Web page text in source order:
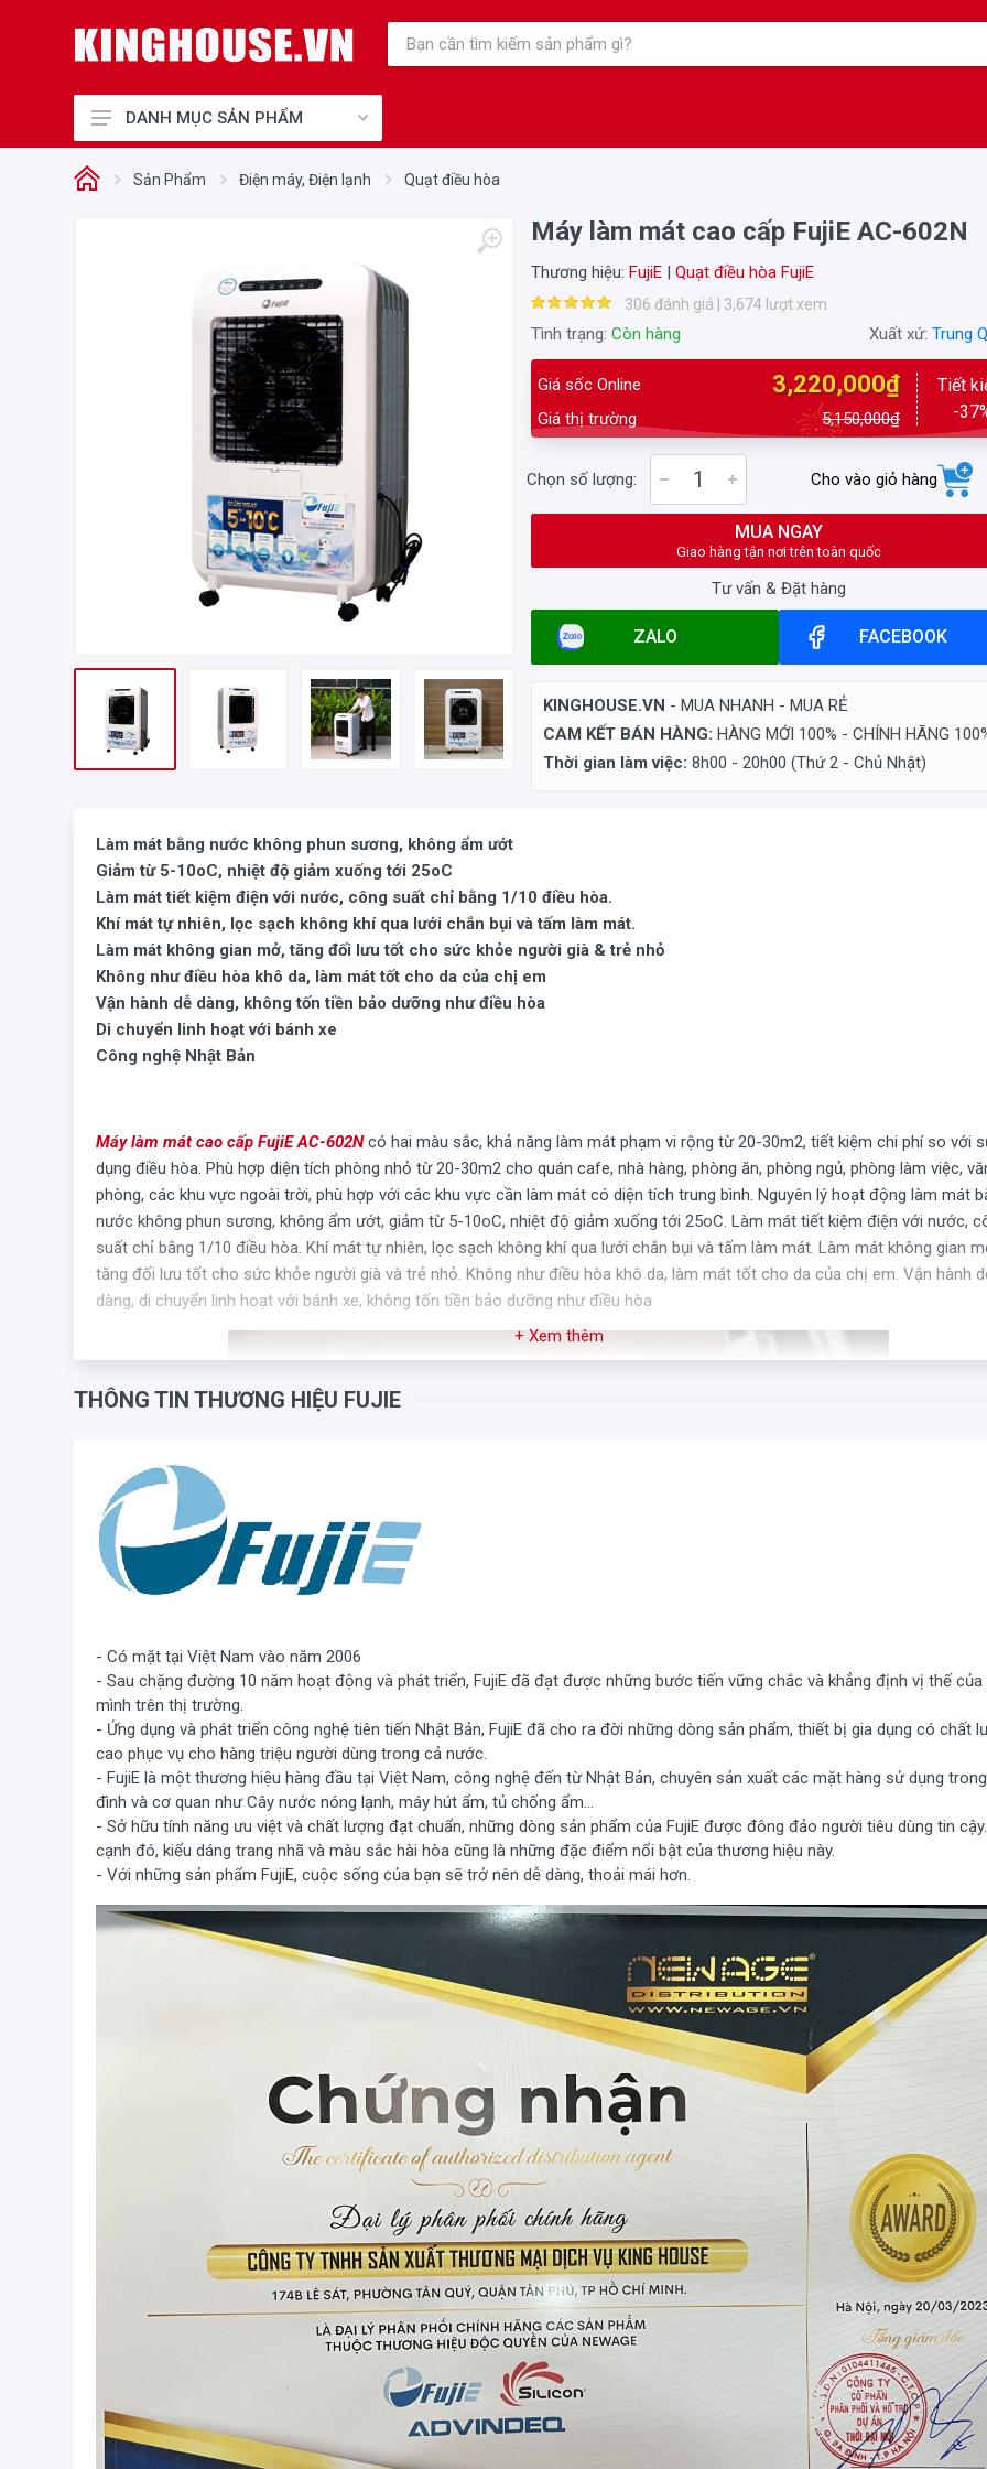
Nhà cửa - Đời sống
Phụ kiện tủ bếp, Khóa điện tử
Thiết Bị Công Nghiệp
Thiết bị văn phòng
DANH MỤC SẢN PHẨM
Sản Phẩm Điện máy, Điện lạnh Quạt điều hòa
Máy làm mát cao cấp FujiE AC-602N
Thương hiệu: FujiE | Quạt điều hòa FujiE
306 đánh giá | 3,674 lượt xem
Tình trạng: Còn hàng Xuất xứ: Trung
Giá sốc Online 3,220,000₫
Giá thị trường 5,150,000₫
Tiết
-
Chọn số lượng: Cho vào giỏ hàng
MUA NGAY
Giao hàng tận nơi trên toàn quốc
Tư vấn & Đặt hàng
ZALO FACEBOOK
KINGHOUSE.VN - MUA NHANH - MUA RẺ
CAM KẾT BÁN HÀNG: HÀNG MỚI 100% - CHÍNH HÃNG
Thời gian làm việc: 8h00 - 20h00 (Thứ 2 - Chủ Nhật)
Làm mát bằng nước không phun sương, không ẩm ướt
Giảm từ 5-10oC, nhiệt độ giảm xuống tới 25oC
Làm mát tiết kiệm điện với nước, công suất chỉ bằng 1/10 điều hòa.
Khí mát tự nhiên, lọc sạch không khí qua lưới chắn bụi và tấm làm mát.
Làm mát không gian mở, tăng đối lưu tốt cho sức khỏe người già & trẻ nhỏ
Không như điều hòa khô da, làm mát tốt cho da của chị em
Vận hành dễ dàng, không tốn tiền bảo dưỡng như điều hòa
Di chuyển linh hoạt với bánh xe
Công nghệ Nhật Bản
Máy làm mát cao cấp FujiE AC-602Ncó hai màu sắc, khả năng làm mát phạm vi rộng từ 20-30m2, tiết kiệm chi phí so với
dụng điều hòa. Phù hợp diện tích phòng nhỏ từ 20-30m2 cho quán cafe, nhà hàng, phòng ăn, phòng ngủ, phòng làm việc,
phòng, các khu vực ngoài trời, phù hợp với các khu vực cần làm mát có diện tích trung bình. Nguyên lý hoạt động làm mát
nước không phun sương, không ẩm ướt, giảm từ 5-10oC, nhiệt độ giảm xuống tới 25oC. Làm mát tiết kiệm điện với nước,
suất chỉ bằng 1/10 điều hòa. Khí mát tự nhiên, lọc sạch không khí qua lưới chắn bụi và tấm làm mát. Làm mát không gian
tăng đối lưu tốt cho sức khỏe người già và trẻ nhỏ. Không như điều hòa khô da, làm mát tốt cho da của chị em. Vận hành
dàng, di chuyển linh hoạt với bánh xe, không tốn tiền bảo dưỡng như điều hòa
Thiết kế chắc chắn với khung vỏ máy làm bằng nhựa cao cấp nguyên chất, độ bền cao, không sử dụng nhựa tái chế độc hại,
màu sắc và kiểu dáng trang nhã, đẹp mắt. Tấm làm mát cấu tạo dạng rỗ tổ ong 3 mặt lấy gió làm mát dày rộng làm mát
hơn các SP cùng loại. Cửa nạp nước và cho đá làm mát vào ở phía trước mặt, rất tiện lợi, bình chứa nước 40Lít, lớn nhất
các dòng máy làm mát cùng phân khúc, giúp giảm bớt việc phải tiếp nước liên tục như các dòng máy khác. Độ ồn thấp chỉ
thấp nhất trong tất cả các SP cùng loại, phù hợp sử dụng cho các không gian cần sự yên tĩnh như phòng ngủ, phòng khách,
phòng làm việc... Cánh quạt lớn, Quạt thổi 4 chiều gió, lên xuống tùy chỉnh, trái phải tự động điều chỉnh hướng gió dễ dàng
khu vực cần làm mát rộng lớn hơn. Có chỉ báo hiệu mức nước thấp, hết nước, tự động tắt chế độ gió ẩm chuyển sang chế
gió thô khi khay hết nước. Tiêu thụ điện cực thấp (bằng 2-3 bóng đèn tuýt) chỉ với 180W. Có 3 cấp độ gió làm mát linh hoạt:
thấp, trung bình, cao phù hợp cho từng không gian & lứa tuổi khác nhau
+ Xem thêm
THÔNG TIN THƯƠNG HIỆU FUJIE
- Có mặt tại Việt Nam vào năm 2006
- Sau chặng đường 10 năm hoạt động và phát triển, FujiE đã đạt được những bước tiến vững chắc và khẳng định vị thế của
mình trên thị trường.
- Ứng dụng và phát triển công nghệ tiên tiến Nhật Bản, FujiE đã cho ra đời những dòng sản phẩm, thiết bị gia dụng có chất
cao phục vụ cho hàng triệu người dùng trong cả nước.
- FujiE là một thương hiệu hàng đầu tại Việt Nam, công nghệ đến từ Nhật Bản, chuyên sản xuất các mặt hàng sử dụng
đình và cơ quan như Cây nước nóng lạnh, máy hút ẩm, tủ chống ẩm…
- Sở hữu tính năng ưu việt và chất lượng đạt chuẩn, những dòng sản phẩm của FujiE được đông đảo người tiêu dùng tin
cạnh đó, kiểu dáng trang nhã và màu sắc hài hòa cũng là những đặc điểm nổi bật của thương hiệu này.
- Với những sản phẩm FujiE, cuộc sống của bạn sẽ trở nên dễ dàng, thoải mái hơn.